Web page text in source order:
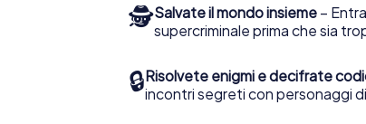
🕵Salvate il mondo insieme –
supercriminale prima che sia
🔒Risolvete enigmi e decifrate
incontri segreti con personaggi